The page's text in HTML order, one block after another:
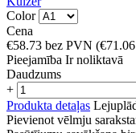
Color
Cena
€58.73 bez PVN (€71.06
Pieejamība Ir noliktavā
Daudzums
+
Produkta detaļas
Pievienot vēlmju